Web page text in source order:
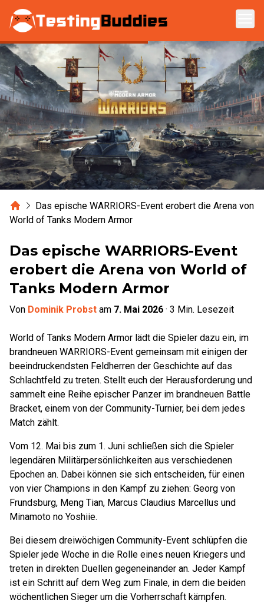
Zum Hauptinhalt springen
HomeDas epische WARRIORS-Event erobert die Arena von
World of Tanks Modern Armor
Das epische WARRIORS-Event
erobert die Arena von World of
Tanks Modern Armor
Von Dominik Probst am 7. Mai 2026 · 3 Min. Lesezeit
World of Tanks Modern Armor lädt die Spieler dazu ein, im
brandneuen WARRIORS-Event gemeinsam mit einigen der
beeindruckendsten Feldherren der Geschichte auf das
Schlachtfeld zu treten. Stellt euch der Herausforderung und
sammelt eine Reihe epischer Panzer im brandneuen Battle
Bracket, einem von der Community-Turnier, bei dem jedes
Match zählt.
Vom 12. Mai bis zum 1. Juni schließen sich die Spieler
legendären Militärpersönlichkeiten aus verschiedenen
Epochen an. Dabei können sie sich entscheiden, für einen
von vier Champions in den Kampf zu ziehen: Georg von
Frundsburg, Meng Tian, Marcus Claudius Marcellus und
Minamoto no Yoshiie.
Bei diesem dreiwöchigen Community-Event schlüpfen die
Spieler jede Woche in die Rolle eines neuen Kriegers und
treten in direkten Duellen gegeneinander an. Jeder Kampf
ist ein Schritt auf dem Weg zum Finale, in dem die beiden
wöchentlichen Sieger um die Vorherrschaft kämpfen.